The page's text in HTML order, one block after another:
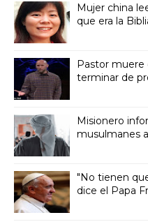
Mujer china
que era la
Pastor muere
terminar de
Misionero
musulmanes
"No tienen
dice el Papa